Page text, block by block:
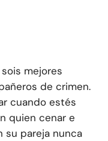
mejores
de crimen.
cuando estés
quien cenar e
su pareja nunca